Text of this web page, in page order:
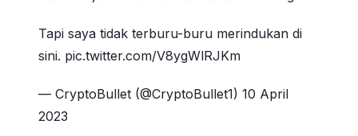
Tapi saya tidak terburu-buru merindukan di
sini. pic.twitter.com/V8ygWlRJKm
— CryptoBullet (@CryptoBullet1) 10 April
2023